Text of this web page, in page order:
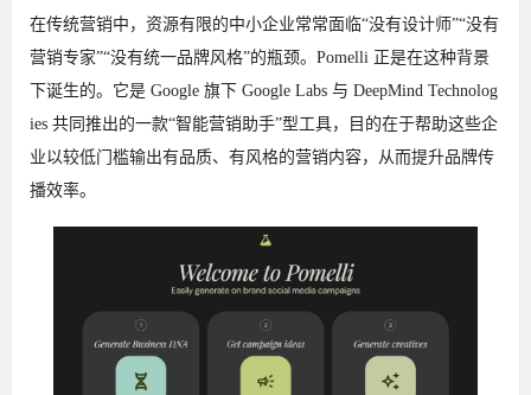
在传统营销中，资源有限的中小企业常常面临“没有设计师”“没有
营销专家”“没有统一品牌风格”的瓶颈。Pomelli 正是在这种背景
下诞生的。它是 Google 旗下 Google Labs 与 DeepMind Technolog
ies 共同推出的一款“智能营销助手”型工具，目的在于帮助这些企
业以较低门槛输出有品质、有风格的营销内容，从而提升品牌传
播效率。